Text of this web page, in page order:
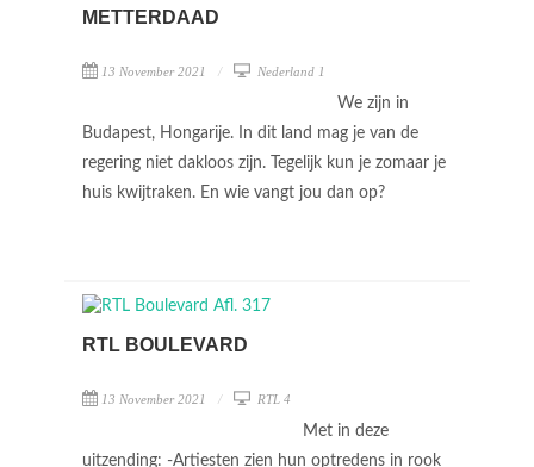
METTERDAAD
13 November 2021 Nederland 1
We zijn in
Budapest, Hongarije. In dit land mag je van de
regering niet dakloos zijn. Tegelijk kun je zomaar je
huis kwijtraken. En wie vangt jou dan op?
RTL BOULEVARD
13 November 2021 RTL 4
Met in deze
uitzending: -Artiesten zien hun optredens in rook